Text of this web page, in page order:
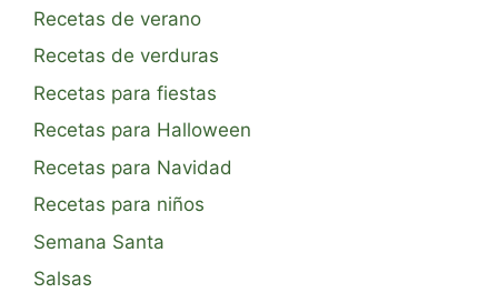
Recetas de verano
Recetas de verduras
Recetas para fiestas
Recetas para Halloween
Recetas para Navidad
Recetas para niños
Semana Santa
Salsas